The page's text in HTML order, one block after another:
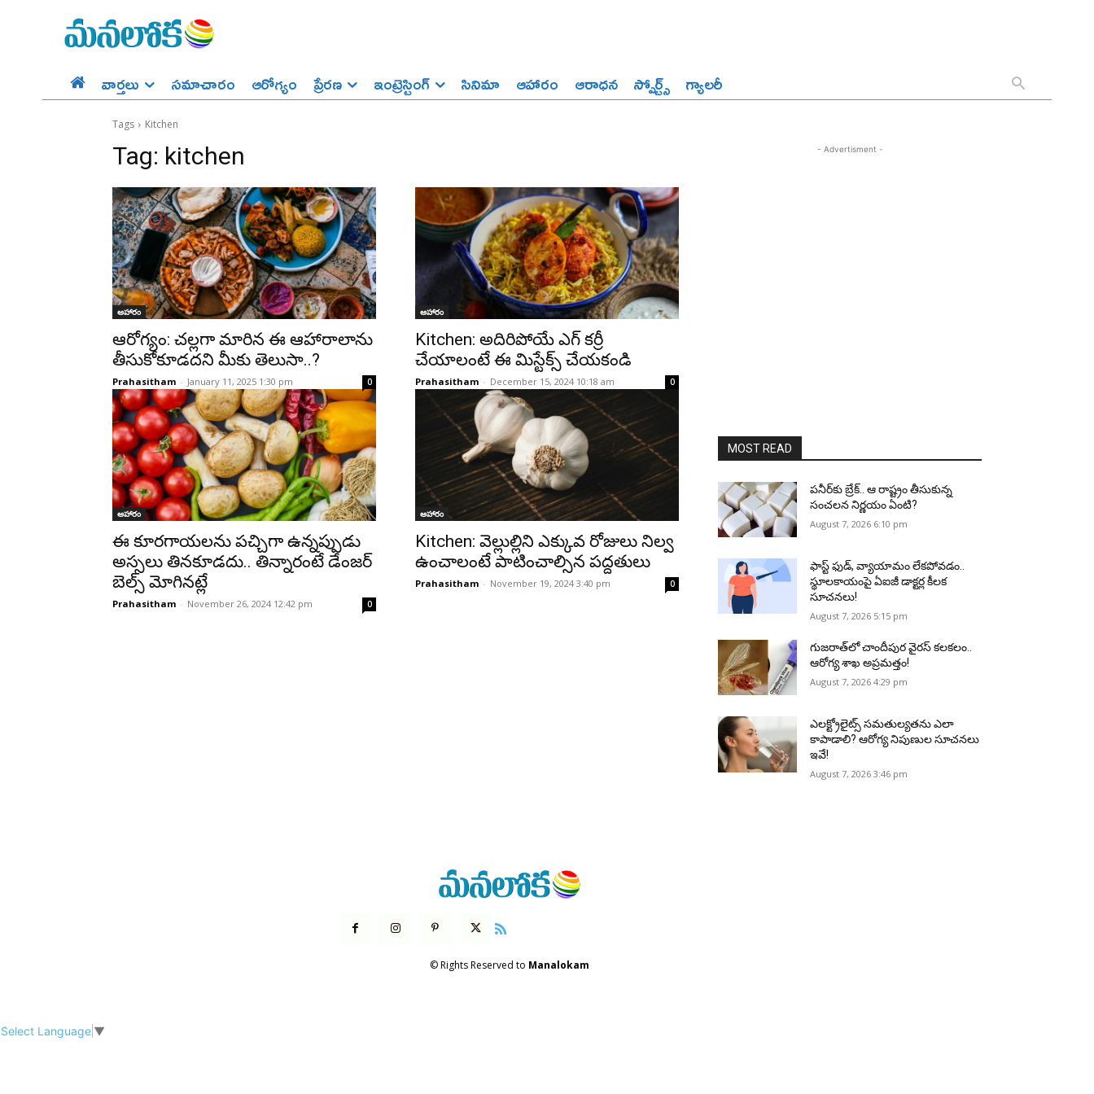
వార్తలు సమాచారం ఆరోగ్యం ప్రేర‌ణ‌ ఇంట్రెస్టింగ్‌ సినిమా ఆహారం ఆరాధన స్పోర్ట్స్‌ గ్యాలరీ
Tags Kitchen
Tag: kitchen
ఆహారం
ఆరోగ్యం: చల్లగా మారిన ఈ ఆహారాలాను
తీసుకోకూడదని మీకు తెలుసా..?
Prahasitham - January 11, 2025 1:30 pm 0
ఆహారం
Kitchen: అదిరిపోయే ఎగ్ కర్రీ
చేయాలంటే ఈ మిస్టేక్స్ చేయకండి
Prahasitham - December 15, 2024 10:18 am 0
ఆహారం
ఈ కూరగాయలను పచ్చిగా ఉన్నప్పుడు
అస్సలు తినకూడదు.. తిన్నారంటే డేంజర్
బెల్స్ మోగినట్లే
Prahasitham - November 26, 2024 12:42 pm 0
ఆహారం
Kitchen: వెల్లుల్లిని ఎక్కువ రోజులు నిల్వ
ఉంచాలంటే పాటించాల్సిన పద్దతులు
Prahasitham - November 19, 2024 3:40 pm 0
- Advertisment -
MOST READ
పనీర్‌కు బ్రేక్.. ఆ రాష్ట్రం తీసుకున్న
సంచలన నిర్ణయం ఏంటి?
August 7, 2026 6:10 pm
ఫాస్ట్ ఫుడ్, వ్యాయామం లేకపోవడం..
స్థూలకాయంపై ఏఐజీ డాక్టర్ల కీలక
సూచనలు!
August 7, 2026 5:15 pm
గుజరాత్‌లో చాందీపుర వైరస్ కలకలం..
ఆరోగ్య శాఖ అప్రమత్తం!
August 7, 2026 4:29 pm
ఎలక్ట్రోలైట్స్ సమతుల్యతను ఎలా
కాపాడాలి? ఆరోగ్య నిపుణుల సూచనలు
ఇవే!
August 7, 2026 3:46 pm
© Rights Reserved to Manalokam
Select Language ▼